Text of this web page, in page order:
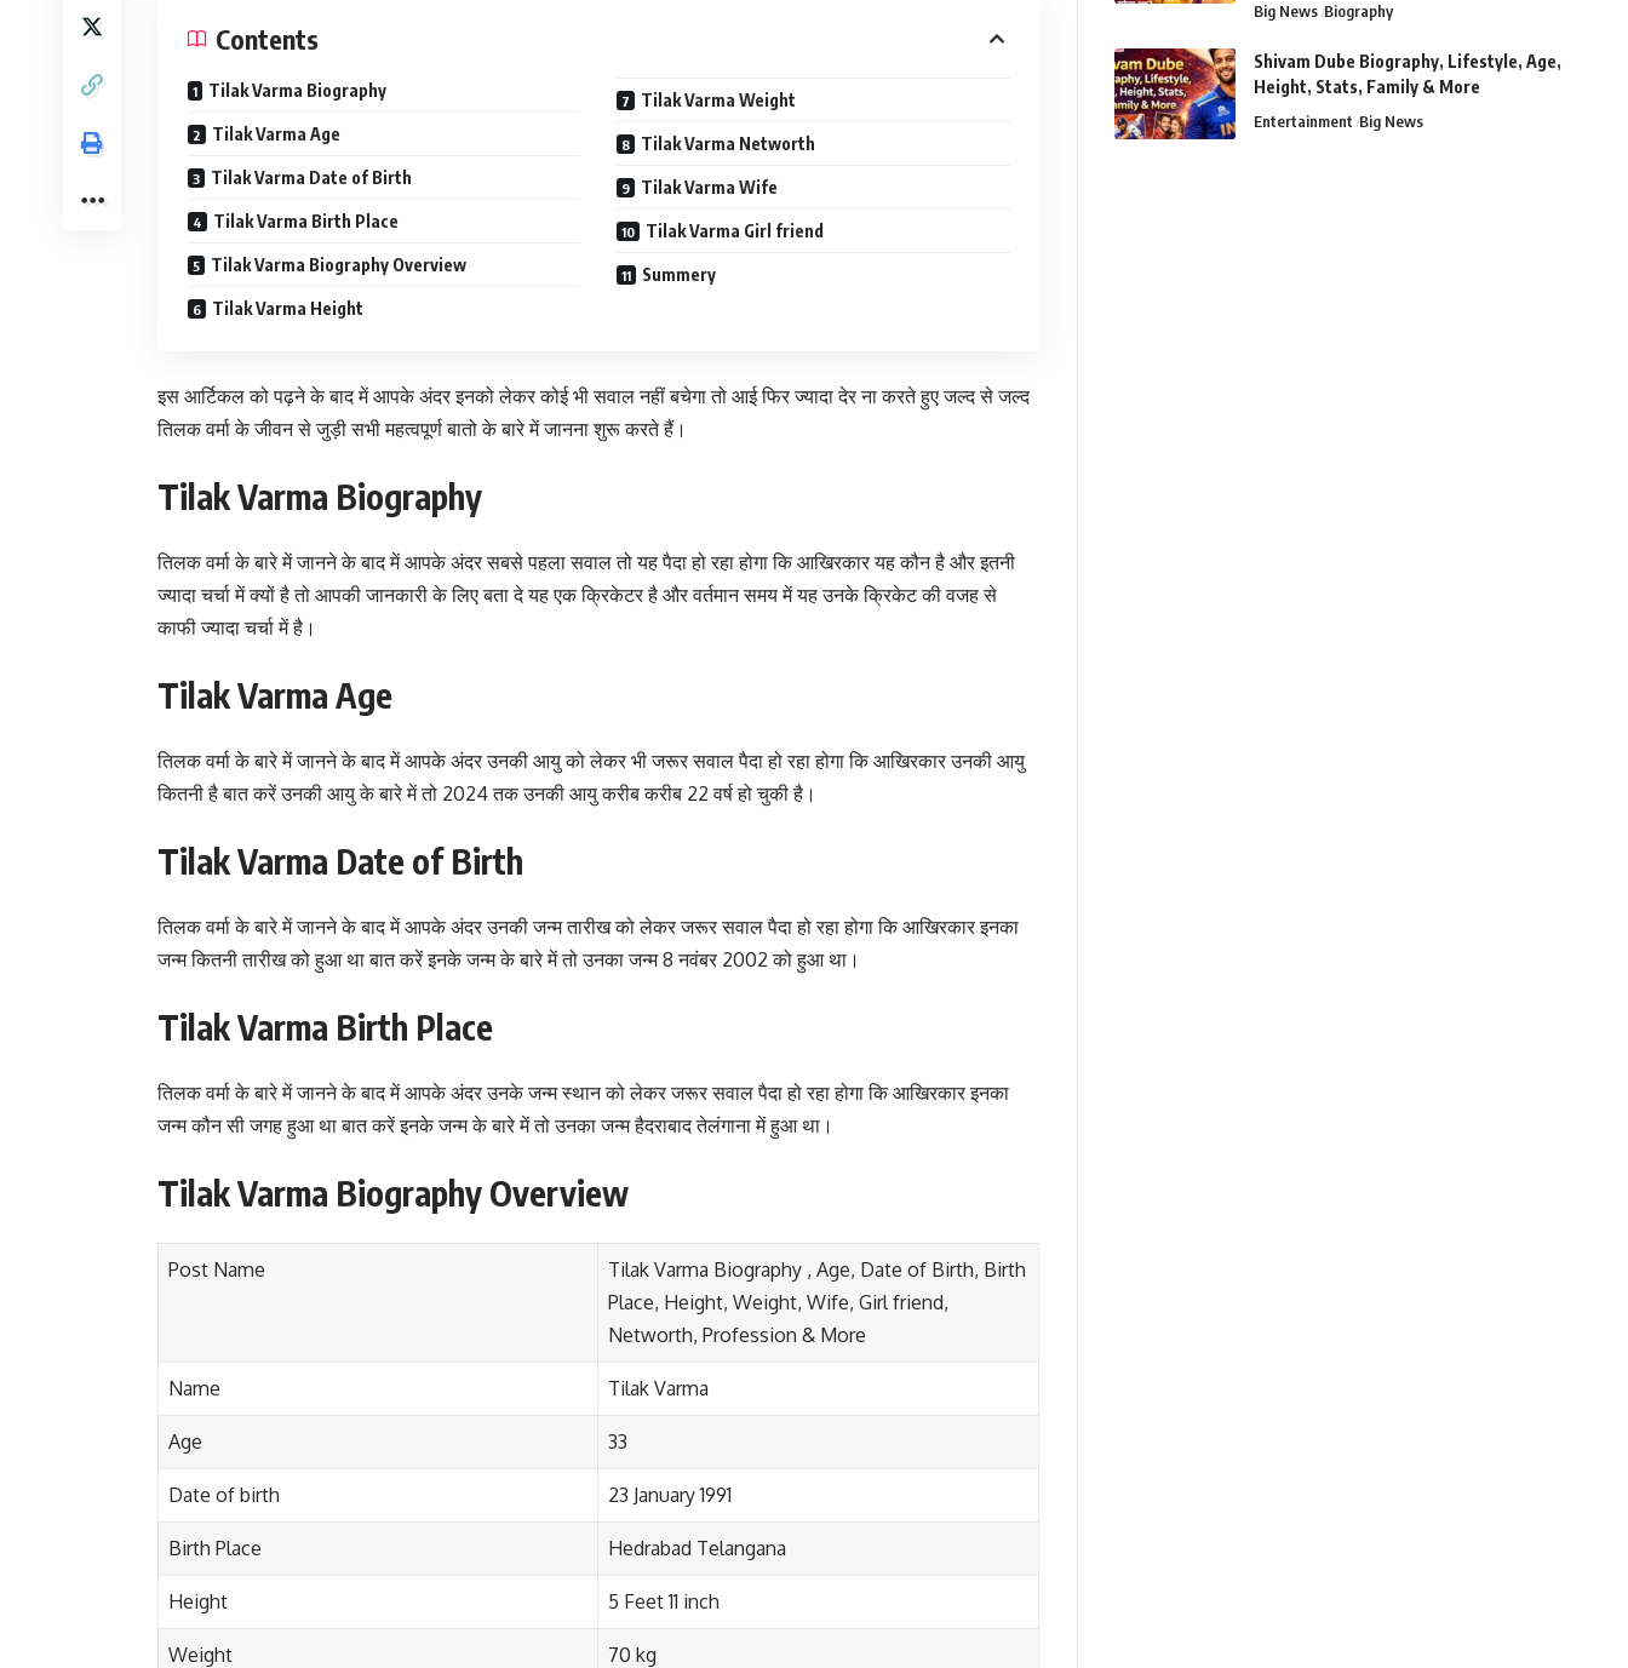
Contents
Tilak Varma Biography
Tilak Varma Age
Tilak Varma Date of Birth
Tilak Varma Birth Place
Tilak Varma Biography Overview
Tilak Varma Height
Tilak Varma Weight
Tilak Varma Networth
Tilak Varma Wife
Tilak Varma Girl friend
Summery
इस आर्टिकल को पढ़ने के बाद में आपके अंदर इनको लेकर कोई भी सवाल नहीं बचेगा तो आई फिर ज्यादा देर ना करते हुए जल्द से जल्द
तिलक वर्मा के जीवन से जुड़ी सभी महत्वपूर्ण बातो के बारे में जानना शुरू करते हैं।
Tilak Varma Biography
तिलक वर्मा के बारे में जानने के बाद में आपके अंदर सबसे पहला सवाल तो यह पैदा हो रहा होगा कि आखिरकार यह कौन है और इतनी
ज्यादा चर्चा में क्यों है तो आपकी जानकारी के लिए बता दे यह एक क्रिकेटर है और वर्तमान समय में यह उनके क्रिकेट की वजह से
काफी ज्यादा चर्चा में है।
Tilak Varma Age
तिलक वर्मा के बारे में जानने के बाद में आपके अंदर उनकी आयु को लेकर भी जरूर सवाल पैदा हो रहा होगा कि आखिरकार उनकी आयु
कितनी है बात करें उनकी आयु के बारे में तो 2024 तक उनकी आयु करीब करीब 22 वर्ष हो चुकी है।
Tilak Varma Date of Birth
तिलक वर्मा के बारे में जानने के बाद में आपके अंदर उनकी जन्म तारीख को लेकर जरूर सवाल पैदा हो रहा होगा कि आखिरकार इनका
जन्म कितनी तारीख को हुआ था बात करें इनके जन्म के बारे में तो उनका जन्म 8 नवंबर 2002 को हुआ था।
Tilak Varma Birth Place
तिलक वर्मा के बारे में जानने के बाद में आपके अंदर उनके जन्म स्थान को लेकर जरूर सवाल पैदा हो रहा होगा कि आखिरकार इनका
जन्म कौन सी जगह हुआ था बात करें इनके जन्म के बारे में तो उनका जन्म हैदराबाद तेलंगाना में हुआ था।
Tilak Varma Biography Overview
Post Name
Tilak Varma Biography , Age, Date of Birth, Birth
Place, Height, Weight, Wife, Girl friend,
Networth, Profession & More
Name Tilak Varma
Age 33
Date of birth 23 January 1991
Birth Place Hedrabad Telangana
Height 5 Feet 11 inch
Weight 70 kg
Big News Biography
Shivam Dube Biography, Lifestyle, Age,
Height, Stats, Family & More
Entertainment Big News